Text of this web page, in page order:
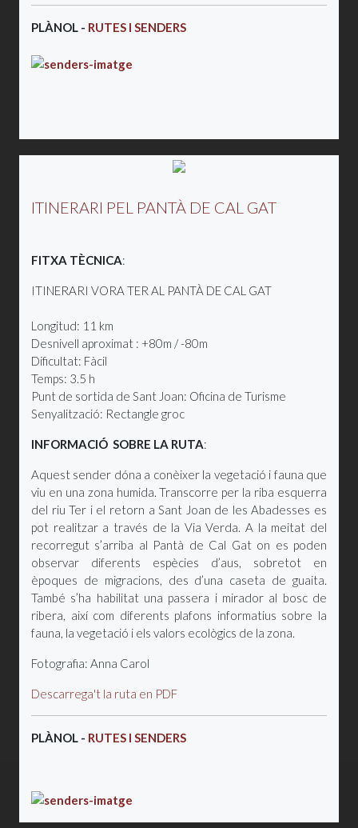
PLÀNOL - RUTES I SENDERS
ITINERARI PEL PANTÀ DE CAL GAT
FITXA TÈCNICA:
ITINERARI VORA TER AL PANTÀ DE CAL GAT
Longitud: 11 km
Desnivell aproximat : +80m / -80m
Dificultat: Fàcil
Temps: 3.5 h
Punt de sortida de Sant Joan: Oficina de Turisme
Senyalització: Rectangle groc
INFORMACIÓ SOBRE LA RUTA:
Aquest sender dóna a conèixer la vegetació i fauna que
viu en una zona humida. Transcorre per la riba esquerra
del riu Ter i el retorn a Sant Joan de les Abadesses es
pot realitzar a través de la Via Verda. A la meitat del
recorregut s’arriba al Pantà de Cal Gat on es poden
observar diferents espècies d’aus, sobretot en
èpoques de migracions, des d’una caseta de guaita.
També s’ha habilitat una passera i mirador al bosc de
ribera, així com diferents plafons informatius sobre la
fauna, la vegetació i els valors ecològics de la zona.
Fotografia: Anna Carol
Descarrega't la ruta en PDF
PLÀNOL - RUTES I SENDERS